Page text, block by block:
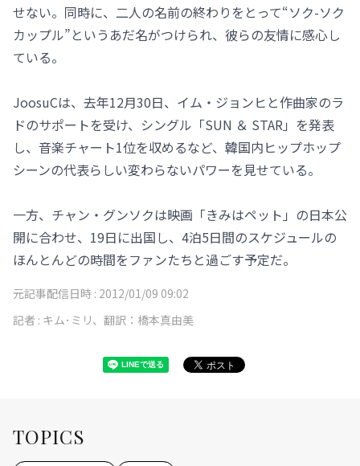
せない。同時に、二人の名前の終わりをとって“ソク-ソク
カップル”というあだ名がつけられ、彼らの友情に感心し
ている。
JoosuCは、去年12月30日、イム・ジョンヒと作曲家のラ
ドのサポートを受け、シングル「SUN ＆ STAR」を発表
し、音楽チャート1位を収めるなど、韓国内ヒップホップ
シーンの代表らしい変わらないパワーを見せている。
一方、チャン・グンソクは映画「きみはペット」の日本公
開に合わせ、19日に出国し、4泊5日間のスケジュールの
ほんとんどの時間をファンたちと過ごす予定だ。
元記事配信日時 : 2012/01/09 09:02
記者 : キム･ミリ、翻訳：橋本真由美
TOPICS